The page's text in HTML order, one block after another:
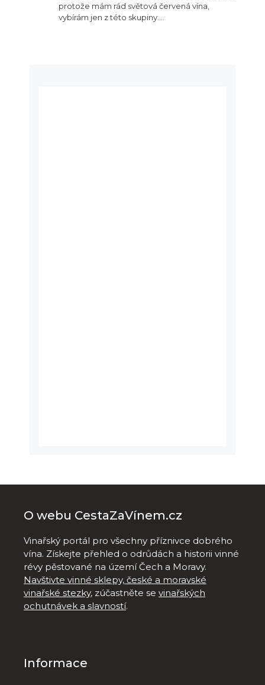
protože mám rád světová červená vína,
vybírám jen z této skupiny.…
O webu CestaZaVínem.cz
Vinařský portál pro všechny příznivce dobrého
vína. Získejte přehled o odrůdách a historii vinné
révy pěstované na území Čech a Moravy.
Navštivte vinné sklepy, české a moravské
vinařské stezky, zúčastněte se vinařských
ochutnávek a slavností.
Informace